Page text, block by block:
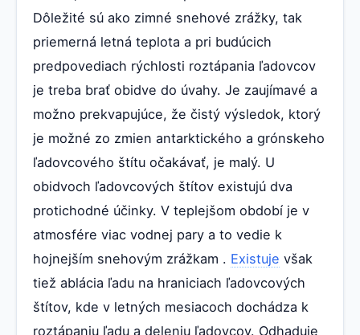
Dôležité sú ako zimné snehové zrážky, tak
priemerná letná teplota a pri budúcich
predpovediach rýchlosti roztápania ľadovcov
je treba brať obidve do úvahy. Je zaujímavé a
možno prekvapujúce, že čistý výsledok, ktorý
je možné zo zmien antarktického a grónskeho
ľadovcového štítu očakávať, je malý. U
obidvoch ľadovcových štítov existujú dva
protichodné účinky. V teplejšom období je v
atmosfére viac vodnej pary a to vedie k
hojnejším snehovým zrážkam . Existuje však
tiež ablácia ľadu na hraniciach ľadovcových
štítov, kde v letných mesiacoch dochádza k
roztápaniu ľadu a deleniu ľadovcov. Odhaduje